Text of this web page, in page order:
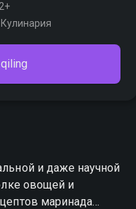
Кулинария
и даже научной
овощей и
маринада